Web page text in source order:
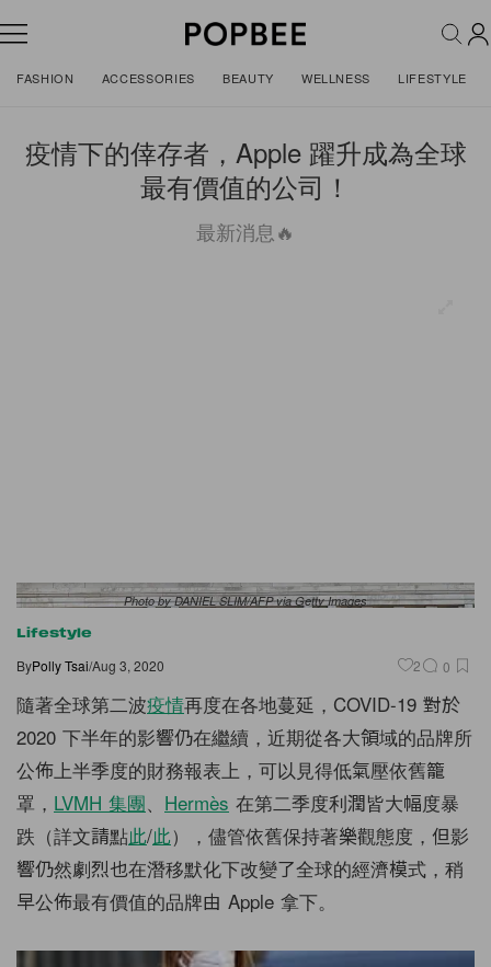
FASHION ACCESSORIES BEAUTY WELLNESS LIFESTYLE
疫情下的倖存者，Apple 躍升成為全球
最有價值的公司！
最新消息🔥
Photo by DANIEL SLIM/AFP via Getty Images
Lifestyle
ByPolly Tsai/Aug 3, 2020 2 0
隨著全球第二波疫情再度在各地蔓延，COVID-19 對於
2020 下半年的影響仍在繼續，近期從各大領域的品牌所
公佈上半季度的財務報表上，可以見得低氣壓依舊籠
罩， LVMH 集團 Hermès 在第二季度利潤皆大幅度暴
跌（詳文請點此/此），儘管依舊保持著樂觀態度，但影
響仍然劇烈也在潛移默化下改變了全球的經濟模式，稍
早公佈最有價值的品牌由 Apple 拿下。